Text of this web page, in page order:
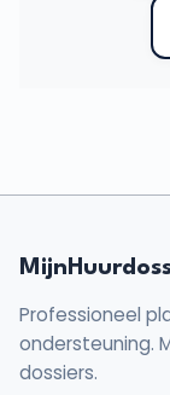
Professioneel
ondersteuning.
dossiers.